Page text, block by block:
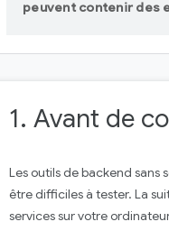
peuvent contenir des
1. Avant de
Les outils de backend sans
être difficiles à tester. La
services sur votre